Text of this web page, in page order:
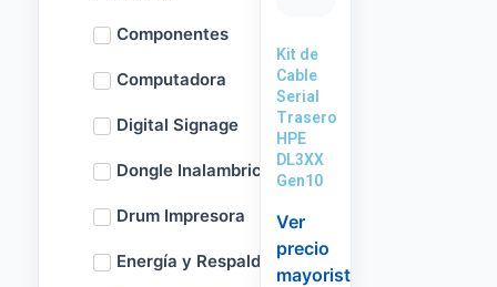
Componentes
Computadora
Digital Signage
Dongle Inalambrico
Drum Impresora
Energía y Respaldo
Kit de
Cable
Serial
Trasero
HPE
DL3XX
Gen10
Ver
precio
mayorista